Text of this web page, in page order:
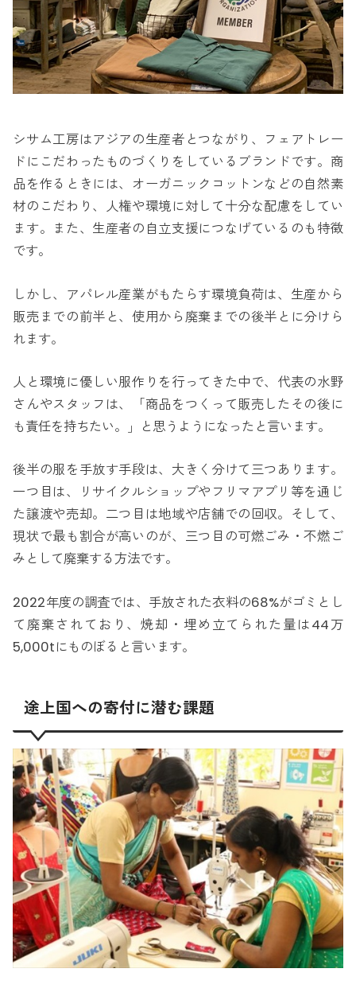
シサム工房はアジアの生産者とつながり、フェアトレー
ドにこだわったものづくりをしているブランドです。商
品を作るときには、オーガニックコットンなどの自然素
材のこだわり、人権や環境に対して十分な配慮をしてい
ます。また、生産者の自立支援につなげているのも特徴
です。
しかし、アパレル産業がもたらす環境負荷は、生産から
販売までの前半と、使用から廃棄までの後半とに分けら
れます。
人と環境に優しい服作りを行ってきた中で、代表の水野
さんやスタッフは、「商品をつくって販売したその後に
も責任を持ちたい。」と思うようになったと言います。
後半の服を手放す手段は、大きく分けて三つあります。
一つ目は、リサイクルショップやフリマアプリ等を通じ
た譲渡や売却。二つ目は地域や店舗での回収。そして、
現状で最も割合が高いのが、三つ目の可燃ごみ・不燃ご
みとして廃棄する方法です。
2022年度の調査では、手放された衣料の68%がゴミとし
て廃棄されており、焼却・埋め立てられた量は44万
5,000tにものぼると言います。
途上国への寄付に潜む課題